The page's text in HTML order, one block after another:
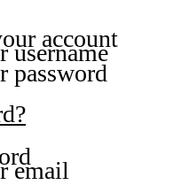
account
username
password
email